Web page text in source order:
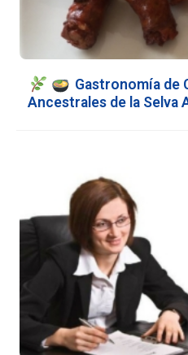
Gastronomía de
Ancestrales de la Selva